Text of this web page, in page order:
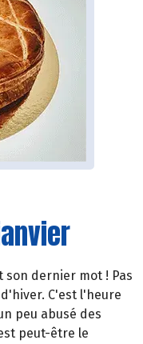
son dernier mot ! Pas
C'est l'heure
peu abusé des
peut-être le